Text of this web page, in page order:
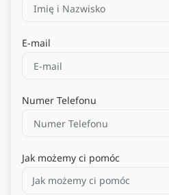
E-mail
Numer Telefonu
Jak możemy ci pomóc